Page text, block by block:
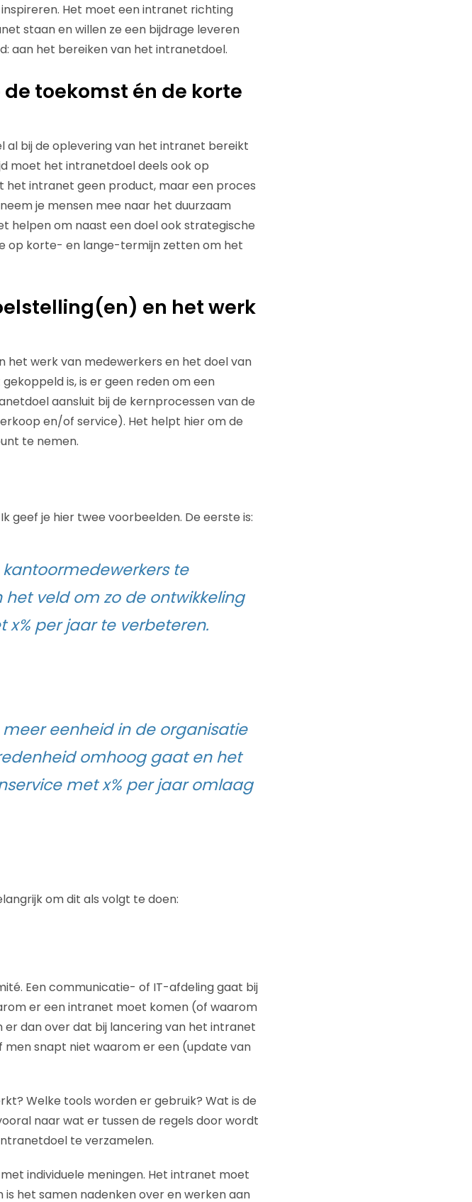
Het moet een intranet richting
staan en willen ze een bijdrage leveren
aan het bereiken van het intranetdoel.
toekomst én de korte
al bij de oplevering van het intranet bereikt
moet het intranetdoel deels ook op
het intranet geen product, maar een proces
je mensen mee naar het duurzaam
helpen om naast een doel ook strategische
op korte- en lange-termijn zetten om het
en het werk
het werk van medewerkers en het doel van
is, is er geen reden om een
aansluit bij de kernprocessen van de
en/of service). Het helpt hier om de
te nemen.
geef je hier twee voorbeelden. De eerste is:
te
veld om zo de ontwikkeling
per jaar te verbeteren.
eenheid in de organisatie
omhoog gaat en het
met x% per jaar omlaag
om dit als volgt te doen:
Een communicatie- of IT-afdeling gaat bij
er een intranet moet komen (of waarom
dan over dat bij lancering van het intranet
snapt niet waarom er een (update van
Welke tools worden er gebruik? Wat is de
naar wat er tussen de regels door wordt
te verzamelen.
individuele meningen. Het intranet moet
het samen nadenken over en werken aan